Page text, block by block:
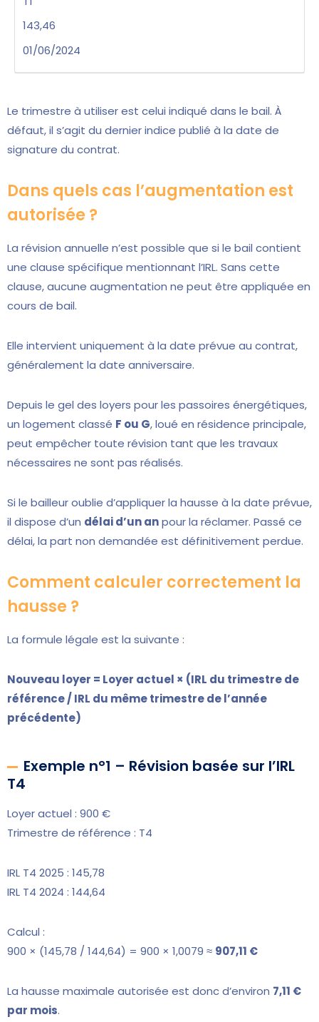
143,46
01/06/2024
Le trimestre à utiliser est celui indiqué dans le bail. À
défaut, il s’agit du dernier indice publié à la date de
signature du contrat.
Dans quels cas l’augmentation est
autorisée ?
La révision annuelle n’est possible que si le bail contient
une clause spécifique mentionnant l’IRL. Sans cette
clause, aucune augmentation ne peut être appliquée en
cours de bail.
Elle intervient uniquement à la date prévue au contrat,
généralement la date anniversaire.
Depuis le gel des loyers pour les passoires énergétiques,
un logement classé F ou G, loué en résidence principale,
peut empêcher toute révision tant que les travaux
nécessaires ne sont pas réalisés.
Si le bailleur oublie d’appliquer la hausse à la date prévue,
il dispose d’un délai d’un anpour la réclamer. Passé ce
délai, la part non demandée est définitivement perdue.
Comment calculer correctement la
hausse ?
La formule légale est la suivante :
Nouveau loyer = Loyer actuel × (IRL du trimestre de
référence / IRL du même trimestre de l’année
précédente)
Exemple n°1 – Révision basée sur l’IRL
T4
Loyer actuel : 900 €
Trimestre de référence : T4
IRL T4 2025 : 145,78
IRL T4 2024 : 144,64
Calcul :
900 × (145,78 / 144,64) = 900 × 1,0079 ≈ 907,11 €
La hausse maximale autorisée est donc d’environ 7,11 €
par mois.